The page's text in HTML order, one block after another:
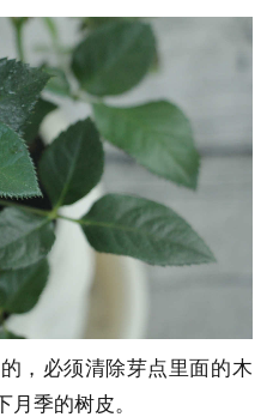
，必须清除芽点里面的木
月季的树皮。